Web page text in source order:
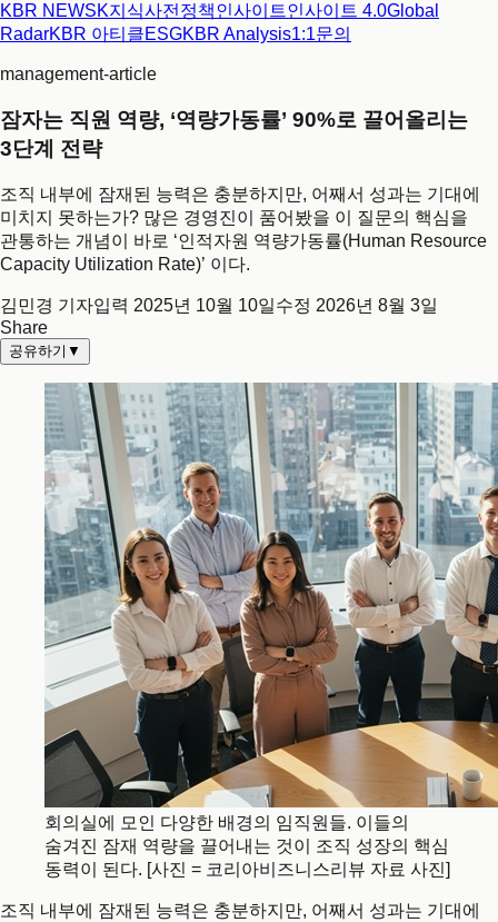
KBR NEWSK지식사전 정책인사이트인사이트 4.0Global
RadarKBR 아티클ESGKBR Analysis1:1문의
management-article
잠자는 직원 역량, ‘역량가동률’ 90%로 끌어올리는
3단계 전략
조직 내부에 잠재된 능력은 충분하지만, 어째서 성과는 기대에
미치지 못하는가? 많은 경영진이 품어봤을 이 질문의 핵심을
관통하는 개념이 바로 ‘인적자원 역량가동률(Human Resource
Capacity Utilization Rate)’ 이다.
김민경 기자입력 2025년 10월 10일수정 2026년 8월 3일
Share
공유하기 ▼
회의실에 모인 다양한 배경의 임직원들. 이들의
숨겨진 잠재 역량을 끌어내는 것이 조직 성장의 핵심
동력이 된다. [사진 = 코리아비즈니스리뷰 자료 사진]
조직 내부에 잠재된 능력은 충분하지만, 어째서 성과는 기대에